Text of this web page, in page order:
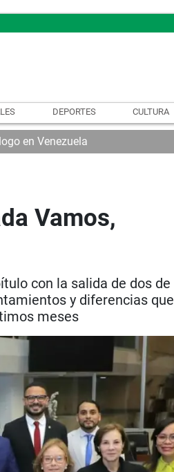
DEPORTES CULTURA
en Venezuela
Vamos,
con la salida de dos de
y diferencias que
meses